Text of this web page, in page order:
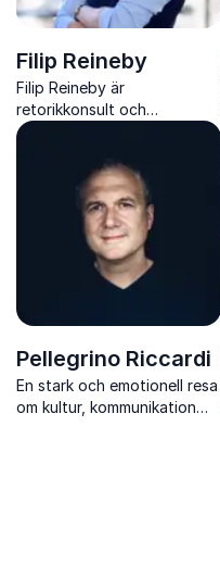
Filip Reineby
Filip Reineby är
retorikkonsult och
inspirerande föreläsare som
rätt verktyg kan få
människor att våga tala och
Pellegrino Riccardi
En stark och emotionell resa
om kultur, kommunikation